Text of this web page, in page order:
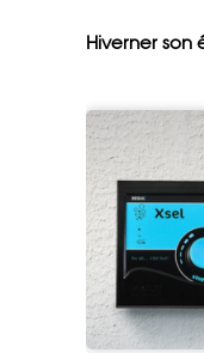
Hiverner son